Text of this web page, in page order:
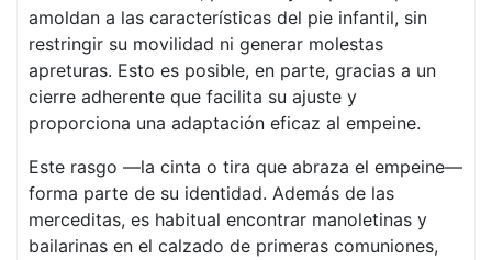
amoldan a las características del pie infantil, sin
restringir su movilidad ni generar molestas
apreturas. Esto es posible, en parte, gracias a un
cierre adherente que facilita su ajuste y
proporciona una adaptación eficaz al empeine.
Este rasgo —la cinta o tira que abraza el empeine—
forma parte de su identidad. Además de las
merceditas, es habitual encontrar manoletinas y
bailarinas en el calzado de primeras comuniones,